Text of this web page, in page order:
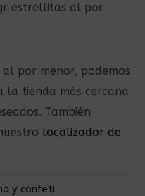
estrellitas al por
por menor, podemos
la tienda más cercana
También
localizador de
y confeti